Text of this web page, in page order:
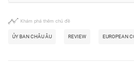
Khám phá thêm chủ đề
ỦY BAN CHÂU ÂU REVIEW EUROPEAN